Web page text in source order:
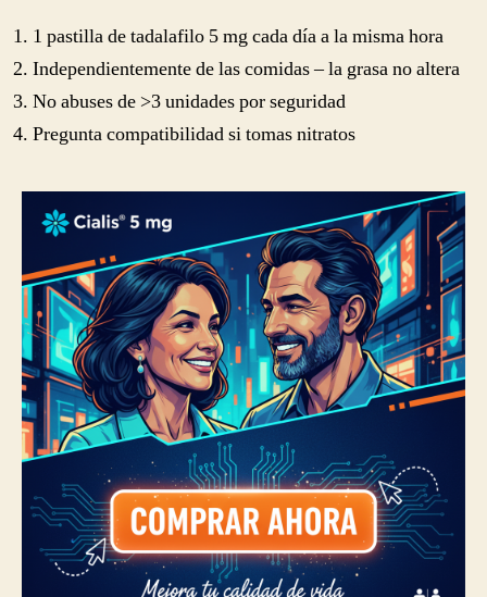
1 pastilla de tadalafilo 5 mg cada día a la misma hora
Independientemente de las comidas – la grasa no altera
No abuses de >3 unidades por seguridad
Pregunta compatibilidad si tomas nitratos